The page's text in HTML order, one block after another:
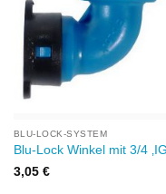
BLU-LOCK-SYSTEM
Blu-Lock Winkel mit 3/4 ‚IG
3,05 €